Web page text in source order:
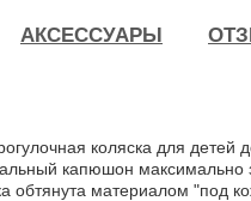
АКСЕССУАРЫ
коляска для детей
капюшон
обтянута материалом "под